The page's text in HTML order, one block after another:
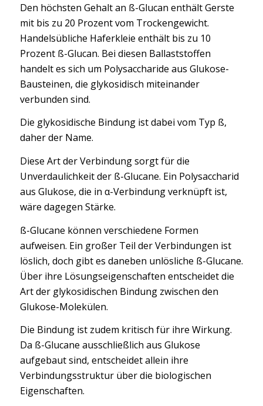
Den höchsten Gehalt an ß-Glucan enthält Gerste
mit bis zu 20 Prozent vom Trockengewicht.
Handelsübliche Haferkleie enthält bis zu 10
Prozent ß-Glucan. Bei diesen Ballaststoffen
handelt es sich um Polysaccharide aus Glukose-
Bausteinen, die glykosidisch miteinander
verbunden sind.
Die glykosidische Bindung ist dabei vom Typ ß,
daher der Name.
Diese Art der Verbindung sorgt für die
Unverdaulichkeit der ß-Glucane. Ein Polysaccharid
aus Glukose, die in α-Verbindung verknüpft ist,
wäre dagegen Stärke.
ß-Glucane können verschiedene Formen
aufweisen. Ein großer Teil der Verbindungen ist
löslich, doch gibt es daneben unlösliche ß-Glucane.
Über ihre Lösungseigenschaften entscheidet die
Art der glykosidischen Bindung zwischen den
Glukose-Molekülen.
Die Bindung ist zudem kritisch für ihre Wirkung.
Da ß-Glucane ausschließlich aus Glukose
aufgebaut sind, entscheidet allein ihre
Verbindungsstruktur über die biologischen
Eigenschaften.